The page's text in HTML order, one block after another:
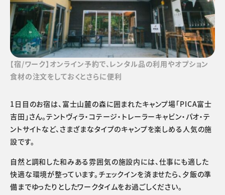
【宿/ワーク】オンライン予約で、レンタル品の利用やオプション
食材の注文をしておくとさらに便利
1日目のお宿は、富士山麓の森に囲まれたキャンプ場「PICA富士
吉田」さん。テントヴィラ・コテージ・トレーラーキャビン・パオ・テ
ントサイトなど、さまざまなタイプのキャンプを楽しめる人気の施
設です。
自然と調和した和みある雰囲気の施設内には、仕事にも適した
快適な環境が整っています。 チェックインを済ませたら、夕飯の準
備までゆったりとしたワークタイムをお過ごしください。